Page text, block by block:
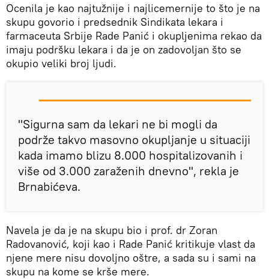
Ocenila je kao najtužnije i najlicemernije to što je na
skupu govorio i predsednik Sindikata lekara i
farmaceuta Srbije Rade Panić i okupljenima rekao da
imaju podršku lekara i da je on zadovoljan što se
okupio veliki broj ljudi.
"Sigurna sam da lekari ne bi mogli da
podrže takvo masovno okupljanje u situaciji
kada imamo blizu 8.000 hospitalizovanih i
više od 3.000 zaraženih dnevno", rekla je
Brnabićeva.
Navela je da je na skupu bio i prof. dr Zoran
Radovanović, koji kao i Rade Panić kritikuje vlast da
njene mere nisu dovoljno oštre, a sada su i sami na
skupu na kome se krše mere.